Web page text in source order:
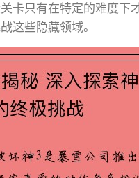
卡只有在特定的难度下
这些隐藏领域。